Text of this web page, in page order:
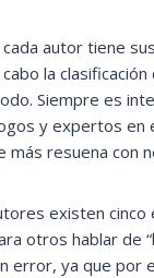
autor tiene
la clasificación
Siempre es
y expertos en
más resuena con
existen cinco
otros hablar de
error, ya que por